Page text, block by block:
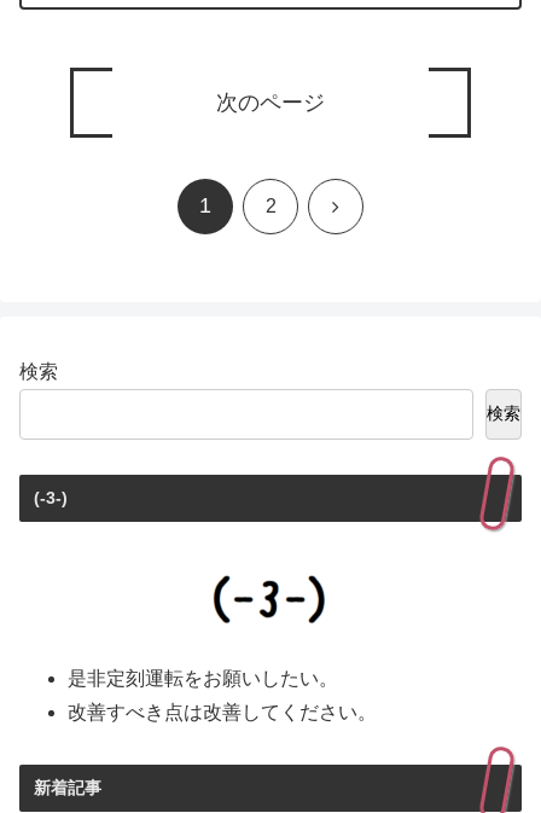
次のページ
1 2 次
検索
検索
(-3-)
是非定刻運転をお願いしたい。
改善すべき点は改善してください。
新着記事